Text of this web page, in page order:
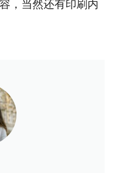
，当然还有印刷内